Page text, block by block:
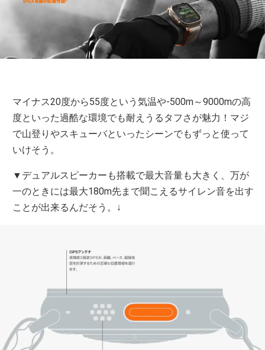
マイナス20度から55度という気温や-500m～9000mの高
度といった過酷な環境でも耐えうるタフさが魅力！マジ
で山登りやスキューバといったシーンでもずっと使って
いけそう。
▼デュアルスピーカーも搭載で最大音量も大きく、万が
一のときには最大180m先まで聞こえるサイレン音を出す
ことが出来るんだそう。↓